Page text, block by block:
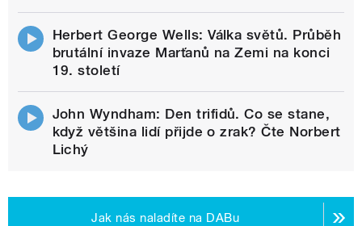
Herbert George Wells: Válka světů. Průběh
brutální invaze Marťanů na Zemi na konci
19. století
John Wyndham: Den trifidů. Co se stane,
když většina lidí přijde o zrak? Čte Norbert
Lichý
Jak nás naladíte na DABu